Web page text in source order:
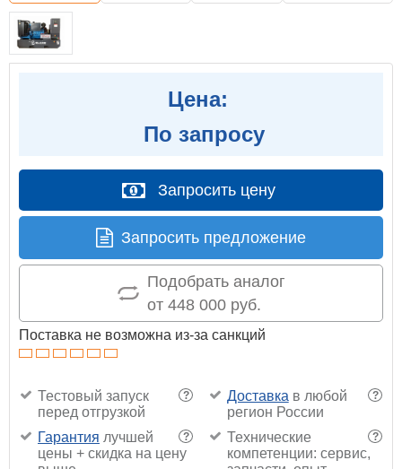
Цена:
По запросу
Запросить цену
Запросить предложение
Подобрать аналог
от 448 000 руб.
Поставка не возможна из-за санкций
?
Тестовый запуск
перед отгрузкой
?
Доставка в любой
регион России
?
Гарантия лучшей
цены + скидка на цену
?
Технические
компетенции: сервис,